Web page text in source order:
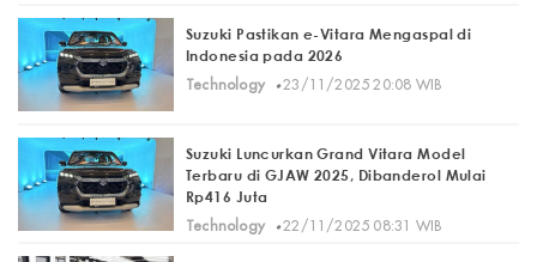
Suzuki Pastikan e-Vitara Mengaspal di
Indonesia pada 2026
Technology
· 23/11/2025 20:08 WIB
Suzuki Luncurkan Grand Vitara Model
Terbaru di GJAW 2025, Dibanderol Mulai
Rp416 Juta
Technology
· 22/11/2025 08:31 WIB